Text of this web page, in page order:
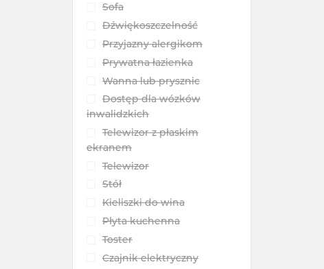
Sofa
Dźwiękoszczelność
Przyjazny alergikom
Prywatna łazienka
Wanna lub prysznic
Dostęp dla wózków
inwalidzkich
Telewizor z płaskim
ekranem
Telewizor
Stół
Kieliszki do wina
Płyta kuchenna
Toster
Czajnik elektryczny